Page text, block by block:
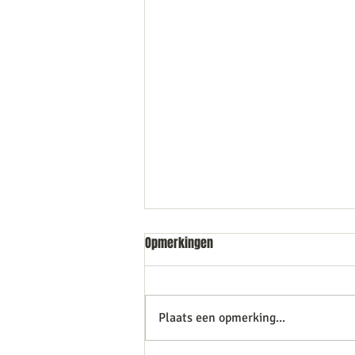
Het is hier een hotel
Opmerkingen
Plaats een opmerking...